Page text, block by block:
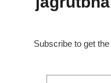
Subscribe to get
Type your email…